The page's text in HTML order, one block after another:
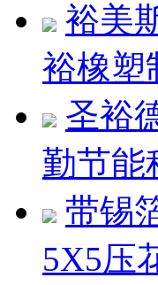
裕美
裕橡塑
圣裕
勤节能
带锡
5X5压